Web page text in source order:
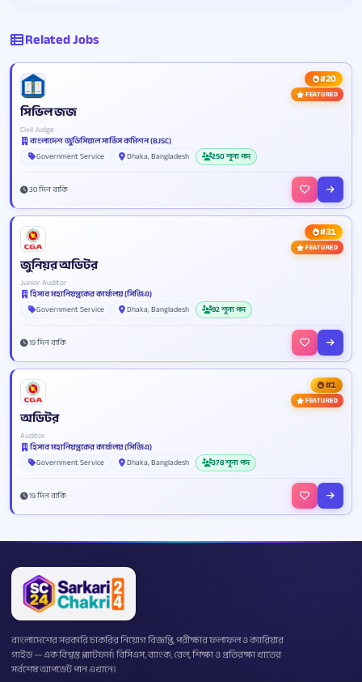
Related Jobs
#20
FEATURED
সিভিল জজ
Civil Judge
বাংলাদেশ জুডিসিয়াল সার্ভিস কমিশন (BJSC)
Government Service
Dhaka, Bangladesh 250 শূন্য পদ
30 দিন বাকি
#31
FEATURED
জুনিয়র অডিটর
Junior Auditor
হিসাব মহানিয়ন্ত্রকের কার্যালয় (সিজিএ)
Government Service
Dhaka, Bangladesh 92 শূন্য পদ
19 দিন বাকি
#1
FEATURED
অডিটর
Auditor
হিসাব মহানিয়ন্ত্রকের কার্যালয় (সিজিএ)
Government Service
Dhaka, Bangladesh 378 শূন্য পদ
19 দিন বাকি
বাংলাদেশের সরকারি চাকরির নিয়োগ বিজ্ঞপ্তি, পরীক্ষার ফলাফল ও ক্যারিয়ার
গাইড — এক বিশ্বস্ত প্ল্যাটফর্ম। বিসিএস, ব্যাংক, রেল, শিক্ষা ও প্রতিরক্ষা খাতের
সর্বশেষ আপডেট পান এখানে।